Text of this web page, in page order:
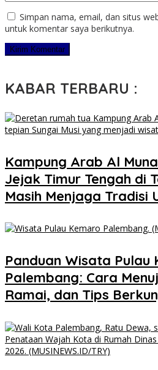
Simpan nama, email, dan situs
untuk komentar saya berikutnya.
KABAR TERBARU :
Kampung Arab Al
Jejak Timur Tengah di
Masih Menjaga Tradisi
Panduan Wisata Pulau
Palembang: Cara
Ramai, dan Tips